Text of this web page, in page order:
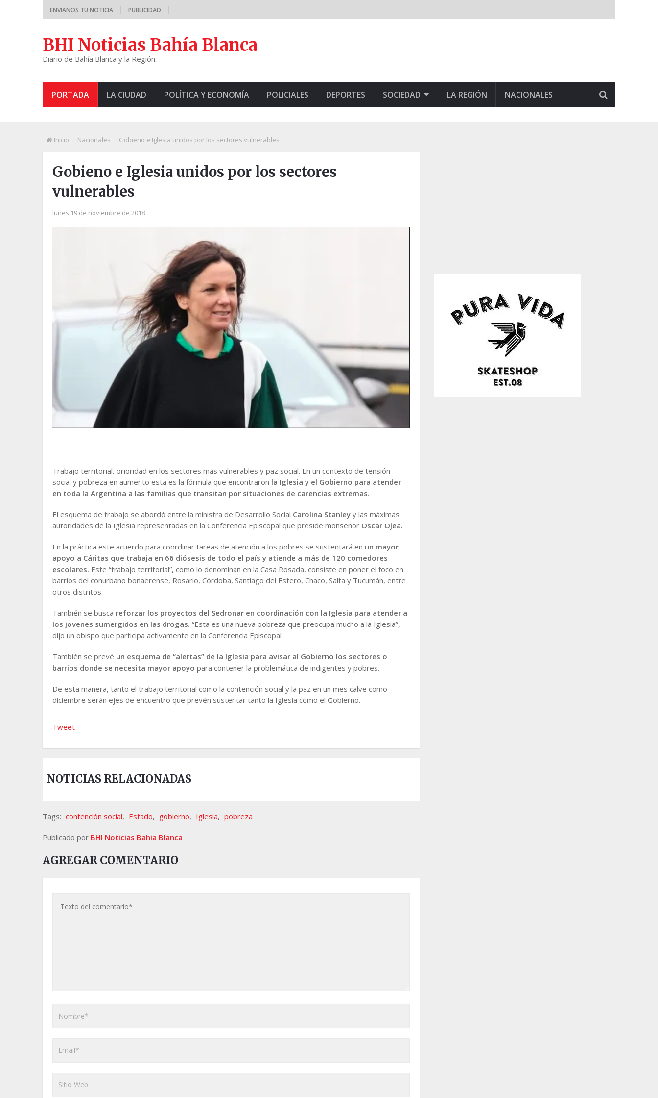
ENVIANOS TU NOTICIA PUBLICIDAD
BHI Noticias Bahía Blanca
Diario de Bahía Blanca y la Región.
PORTADA LA CIUDAD POLÍTICA Y ECONOMÍA POLICIALES DEPORTES SOCIEDAD LA REGIÓN NACIONALES
Inicio Nacionales Gobieno e Iglesia unidos por los sectores vulnerables
Gobieno e Iglesia unidos por los sectores
vulnerables
lunes 19 de noviembre de 2018
Trabajo territorial, prioridad en los sectores más vulnerables y paz social. En un contexto de tensión
social y pobreza en aumento esta es la fórmula que encontraron la Iglesia y el Gobierno para atender
en toda la Argentina a las familias que transitan por situaciones de carencias extremas.
El esquema de trabajo se abordó entre la ministra de Desarrollo Social Carolina Stanley y las máximas
autoridades de la Iglesia representadas en la Conferencia Episcopal que preside monseñor Oscar Ojea.
En la práctica este acuerdo para coordinar tareas de atención a los pobres se sustentará en un mayor
apoyo a Cáritas que trabaja en 66 diósesis de todo el país y atiende a más de 120 comedores
escolares. Este “trabajo territorial”, como lo denominan en la Casa Rosada, consiste en poner el foco en
barrios del conurbano bonaerense, Rosario, Córdoba, Santiago del Estero, Chaco, Salta y Tucumán, entre
otros distritos.
También se busca reforzar los proyectos del Sedronar en coordinación con la Iglesia para atender a
los jovenes sumergidos en las drogas. “Esta es una nueva pobreza que preocupa mucho a la Iglesia”,
dijo un obispo que participa activamente en la Conferencia Episcopal.
También se prevé un esquema de “alertas” de la Iglesia para avisar al Gobierno los sectores o
barrios donde se necesita mayor apoyo para contener la problemática de indigentes y pobres.
De esta manera, tanto el trabajo territorial como la contención social y la paz en un mes calve como
diciembre serán ejes de encuentro que prevén sustentar tanto la Iglesia como el Gobierno.
Tweet
NOTICIAS RELACIONADAS
Tags: contención social, Estado, gobierno, Iglesia, pobreza
Publicado por BHI Noticias Bahia Blanca
AGREGAR COMENTARIO